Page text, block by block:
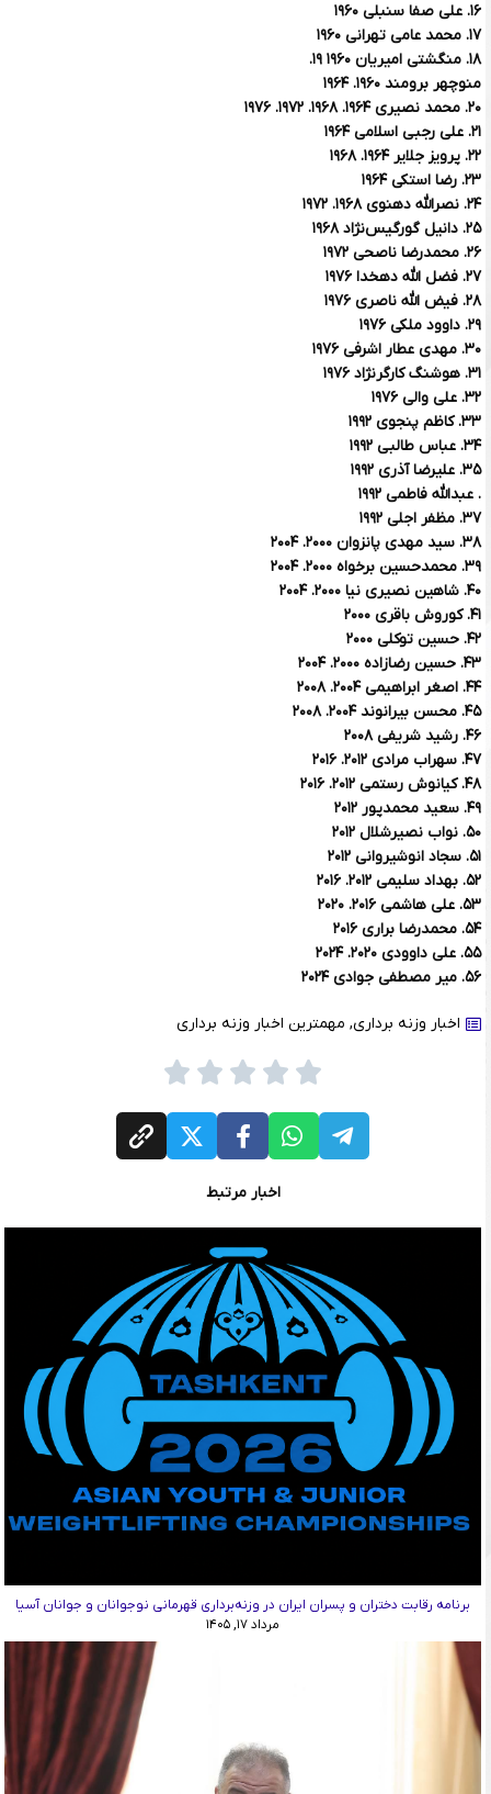
۱۶. علی صفا سنبلی ۱۹۶۰
۱۷. محمد عامی تهرانی ۱۹۶۰
۱۸. منگشتی امیریان ۱۹۶۰ ۱۹.
منوچهر برومند ۱۹۶۰. ۱۹۶۴
۲۰. محمد نصیری ۱۹۶۴. ۱۹۶۸. ۱۹۷۲. ۱۹۷۶
۲۱. علی رجبی اسلامی ۱۹۶۴
۲۲. پرویز جلایر ۱۹۶۴. ۱۹۶۸
۲۳. رضا استکی ۱۹۶۴
۲۴. نصرالله دهنوی ۱۹۶۸. ۱۹۷۲
۲۵. دانیل گورگیس‌نژاد ۱۹۶۸
۲۶. محمدرضا ناصحی ۱۹۷۲
۲۷. فضل الله دهخدا ۱۹۷۶
۲۸. فیض الله ناصری ۱۹۷۶
۲۹. داوود ملکی ۱۹۷۶
۳۰. مهدی عطار اشرفی ۱۹۷۶
۳۱. هوشنگ کارگرنژاد ۱۹۷۶
۳۲. علی والی ۱۹۷۶
۳۳. کاظم پنجوی ۱۹۹۲
۳۴. عباس طالبی ۱۹۹۲
۳۵. علیرضا آذری ۱۹۹۲
. عبدالله فاطمی ۱۹۹۲
۳۷. مظفر اجلی ۱۹۹۲
۳۸. سید مهدی پانزوان ۲۰۰۰. ۲۰۰۴
۳۹. محمدحسین برخواه ۲۰۰۰. ۲۰۰۴
۴۰. شاهین نصیری نیا ۲۰۰۰. ۲۰۰۴
۴۱. کوروش باقری ۲۰۰۰
۴۲. حسین توکلی ۲۰۰۰
۴۳. حسین رضازاده ۲۰۰۰. ۲۰۰۴
۴۴. اصغر ابراهیمی ۲۰۰۴. ۲۰۰۸
۴۵. محسن بیرانوند ۲۰۰۴. ۲۰۰۸
۴۶. رشید شریفی ۲۰۰۸
۴۷. سهراب مرادی ۲۰۱۲. ۲۰۱۶
۴۸. کیانوش رستمی ۲۰۱۲. ۲۰۱۶
۴۹. سعید محمدپور ۲۰۱۲
۵۰. نواب نصیرشلال ۲۰۱۲
۵۱. سجاد انوشیروانی ۲۰۱۲
۵۲. بهداد سلیمی ۲۰۱۲. ۲۰۱۶
۵۳. علی هاشمی ۲۰۱۶. ۲۰۲۰
۵۴. محمدرضا براری ۲۰۱۶
۵۵. علی داوودی ۲۰۲۰. ۲۰۲۴
۵۶. میر مصطفی جوادی ۲۰۲۴
اخبار وزنه برداری, مهمترین اخبار وزنه برداری
اخبار مرتبط
برنامه رقابت دختران و پسران ایران در وزنه‌برداری قهرمانی نوجوانان و جوانان آسیا
مرداد ۱۷, ۱۴۰۵